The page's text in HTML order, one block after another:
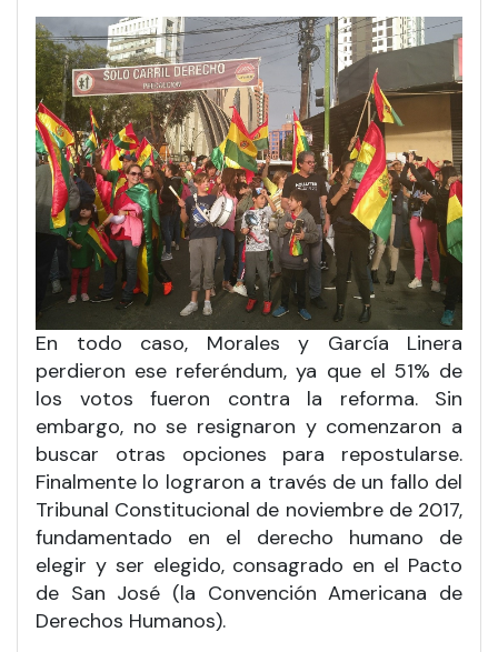
En todo caso, Morales y García Linera
perdieron ese referéndum, ya que el 51% de
los votos fueron contra la reforma. Sin
embargo, no se resignaron y comenzaron a
buscar otras opciones para repostularse.
Finalmente lo lograron a través de un fallo del
Tribunal Constitucional de noviembre de 2017,
fundamentado en el derecho humano de
elegir y ser elegido, consagrado en el Pacto
de San José (la Convención Americana de
Derechos Humanos).